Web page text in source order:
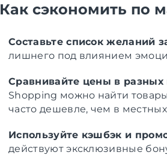
Как сэкономить по
Составьте список желаний
лишнего под влиянием
Сравнивайте цены в разных
Shopping можно найти
часто дешевле, чем в
Используйте кэшбэк и
действуют эксклюзивные